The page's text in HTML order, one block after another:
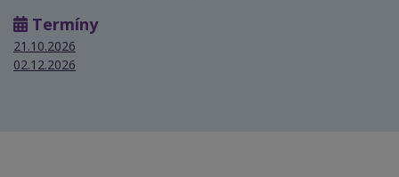
Termíny
21.10.2026
02.12.2026